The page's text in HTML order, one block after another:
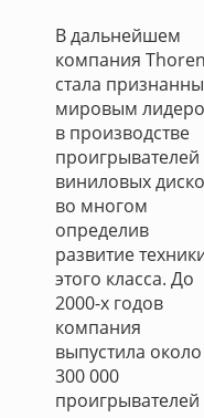
В дальнейшем
компания
стала
мировым
в производстве
проигрывателей
виниловых
во многом
определив
развитие
этого класса. До
2000-х годов
компания
выпустила около
300 000
проигрывателей